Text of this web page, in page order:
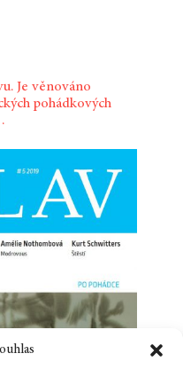
Je věnováno
pohádkových